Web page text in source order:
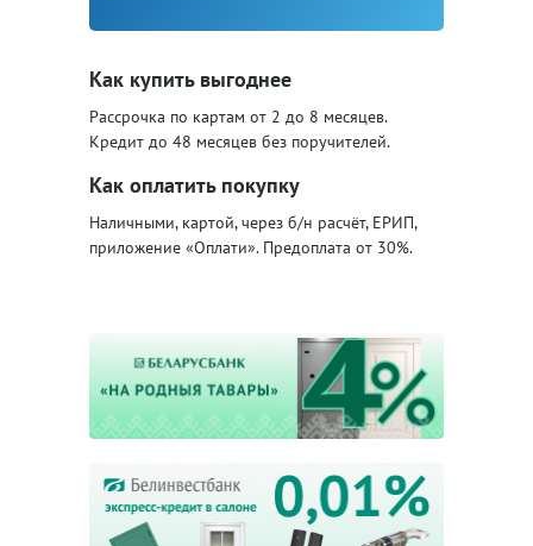
Как купить выгоднее
Рассрочка по картам от 2 до 8 месяцев.
Кредит до 48 месяцев без поручителей.
Как оплатить покупку
Наличными, картой, через б/н расчёт, ЕРИП,
приложение «Оплати». Предоплата от 30%.